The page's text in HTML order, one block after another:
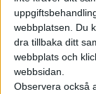
webbplatsen. Du
dra tillbaka ditt
webbplats och
webbsidan.
Observera också
presenteras inte,
förmodligen
72,6 kWh.
Hyundai har
de båda